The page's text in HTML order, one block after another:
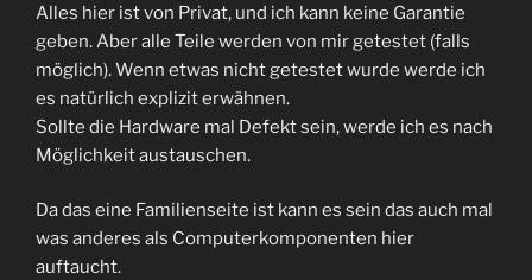
Alles hier ist von Privat, und ich kann keine Garantie
geben. Aber alle Teile werden von mir getestet (falls
möglich). Wenn etwas nicht getestet wurde werde ich
es natürlich explizit erwähnen.
Sollte die Hardware mal Defekt sein, werde ich es nach
Möglichkeit austauschen.
Da das eine Familienseite ist kann es sein das auch mal
was anderes als Computerkomponenten hier
auftaucht.